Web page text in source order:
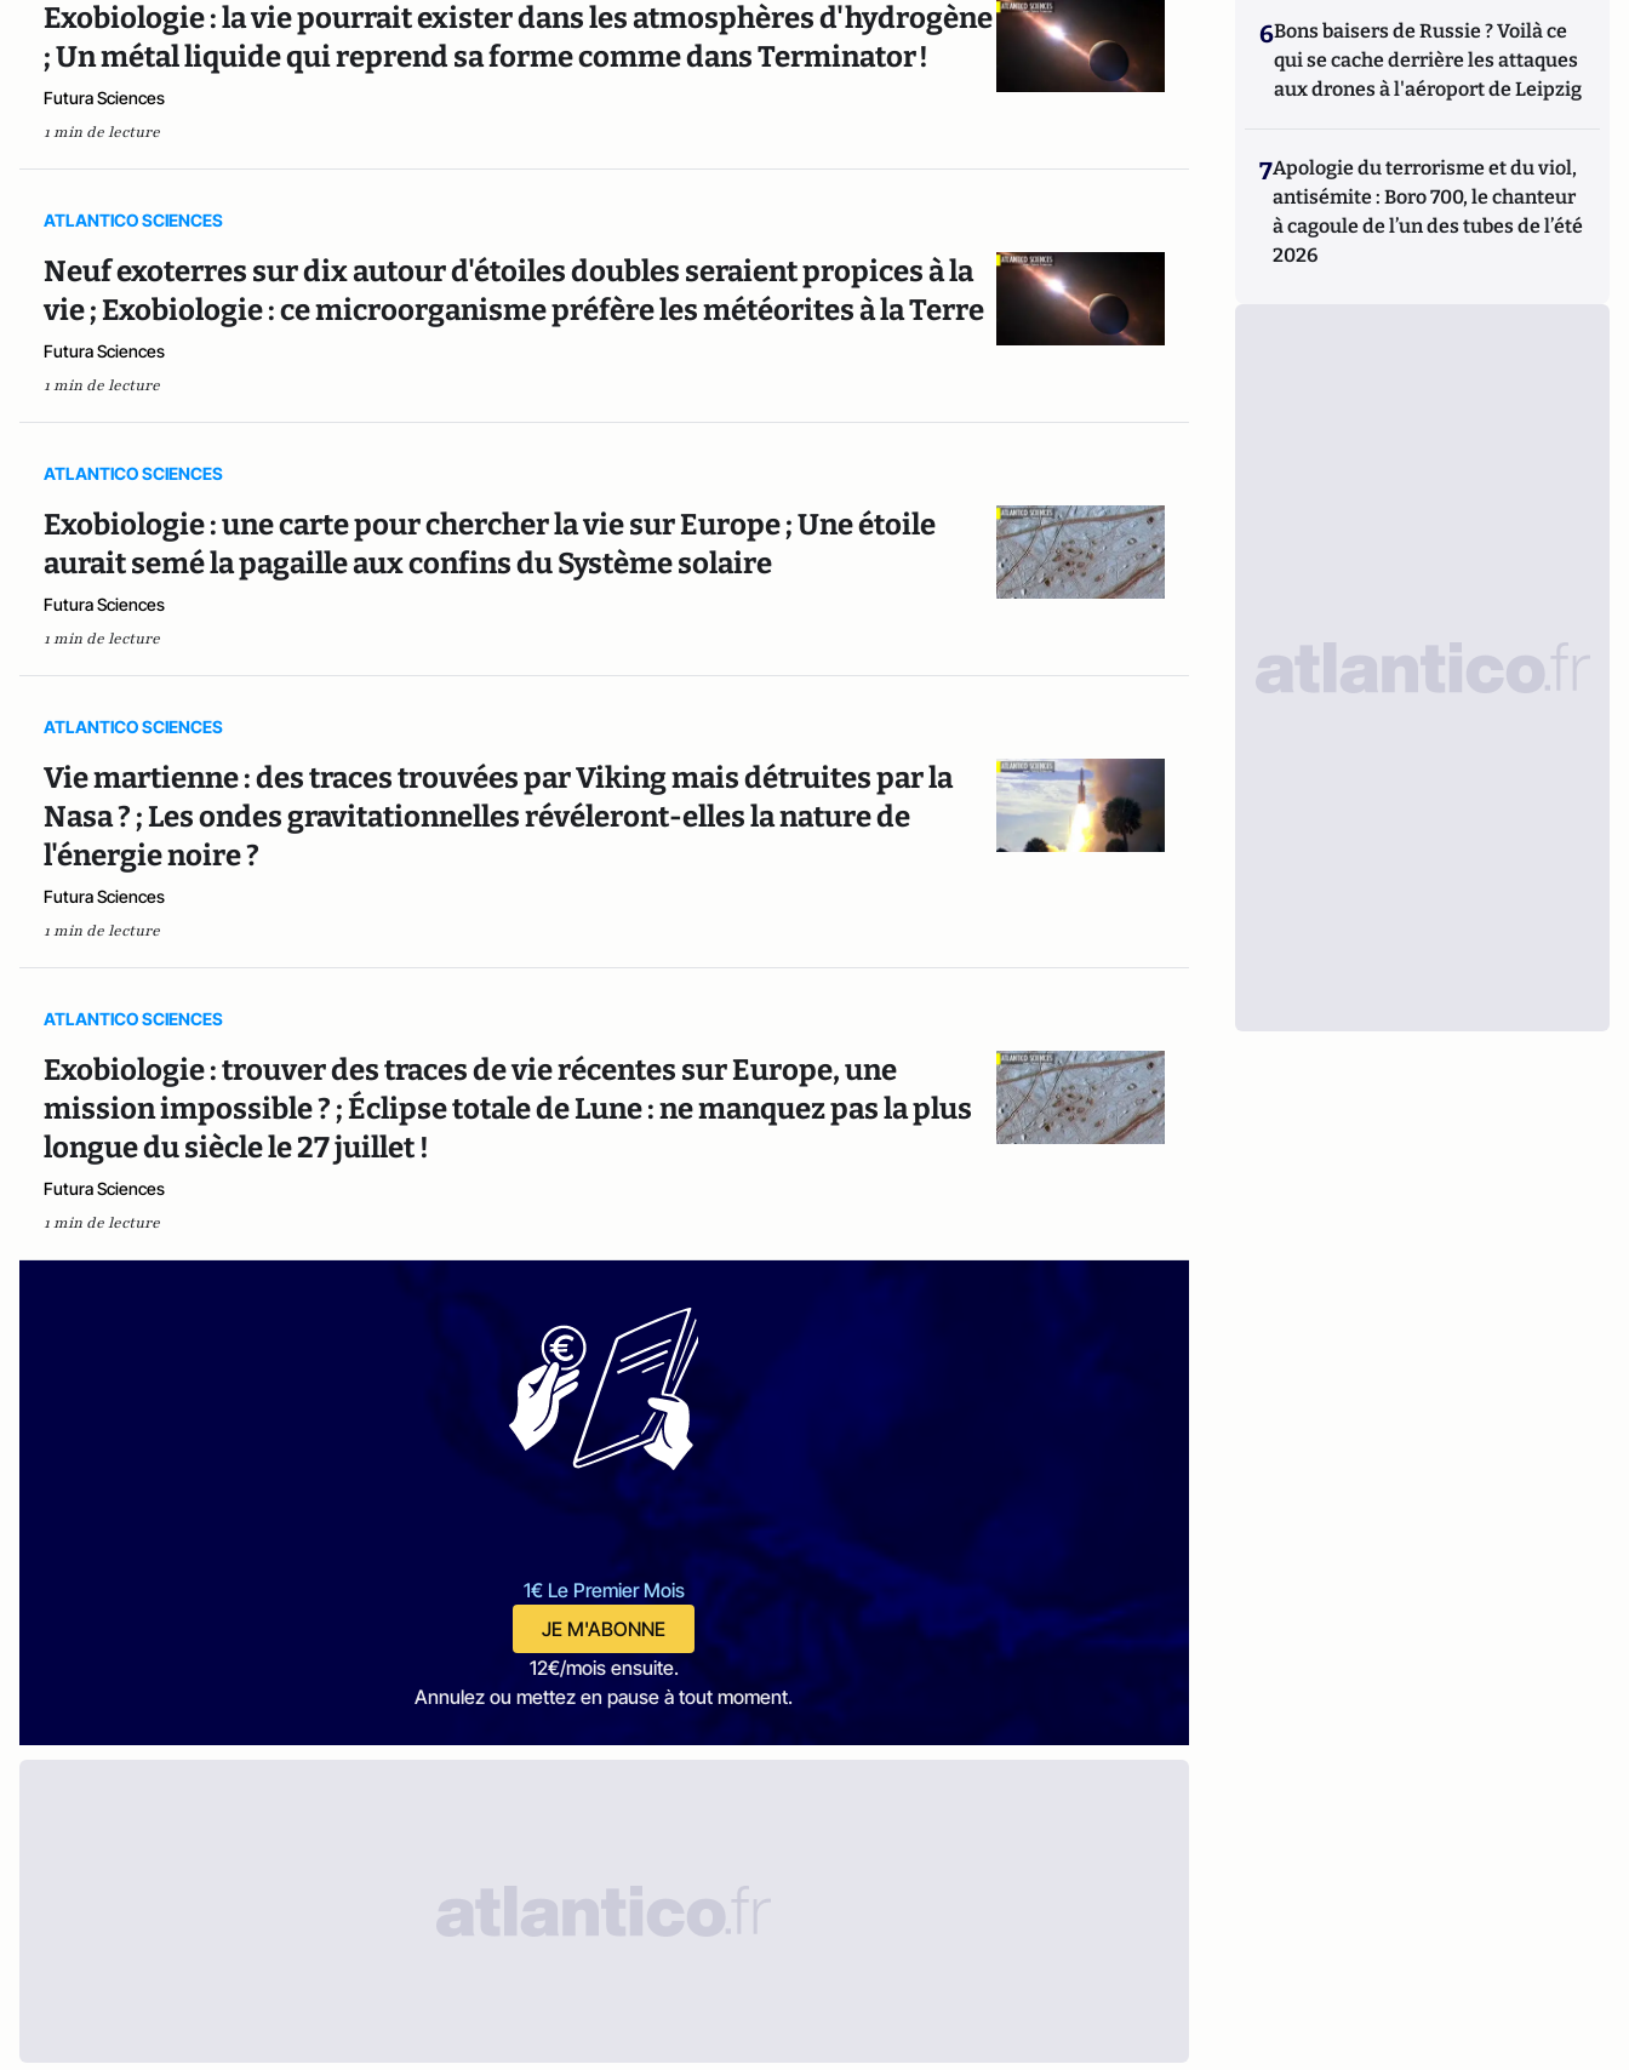
Exobiologie : la vie pourrait exister dans les atmosphères d'hydrogène
; Un métal liquide qui reprend sa forme comme dans Terminator !
Futura Sciences
1 min de lecture
ATLANTICO SCIENCES
Neuf exoterres sur dix autour d'étoiles doubles seraient propices à la
vie ; Exobiologie : ce microorganisme préfère les météorites à la Terre
Futura Sciences
1 min de lecture
ATLANTICO SCIENCES
Exobiologie : une carte pour chercher la vie sur Europe ; Une étoile
aurait semé la pagaille aux confins du Système solaire
Futura Sciences
1 min de lecture
ATLANTICO SCIENCES
Vie martienne : des traces trouvées par Viking mais détruites par la
Nasa ? ; Les ondes gravitationnelles révéleront-elles la nature de
l'énergie noire ?
Futura Sciences
1 min de lecture
ATLANTICO SCIENCES
Exobiologie : trouver des traces de vie récentes sur Europe, une
mission impossible ? ; Éclipse totale de Lune : ne manquez pas la plus
longue du siècle le 27 juillet !
Futura Sciences
1 min de lecture
1€ Le Premier Mois
JE M'ABONNE
12€/mois ensuite.
Annulez ou mettez en pause à tout moment.
6Bons baisers de Russie ? Voilà ce
qui se cache derrière les attaques
aux drones à l'aéroport de Leipzig
7Apologie du terrorisme et du viol,
antisémite : Boro 700, le chanteur
à cagoule de l’un des tubes de l’été
2026